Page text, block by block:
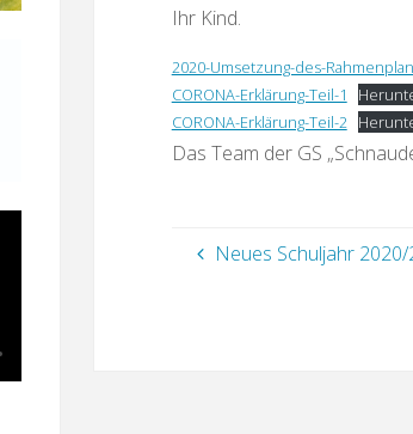
Ihr Kind.
2020-Umsetzung-des-
CORONA-Erklärung-Teil-1
CORONA-Erklärung-Teil-2
Das Team der GS
Neues Schuljahr 2020/